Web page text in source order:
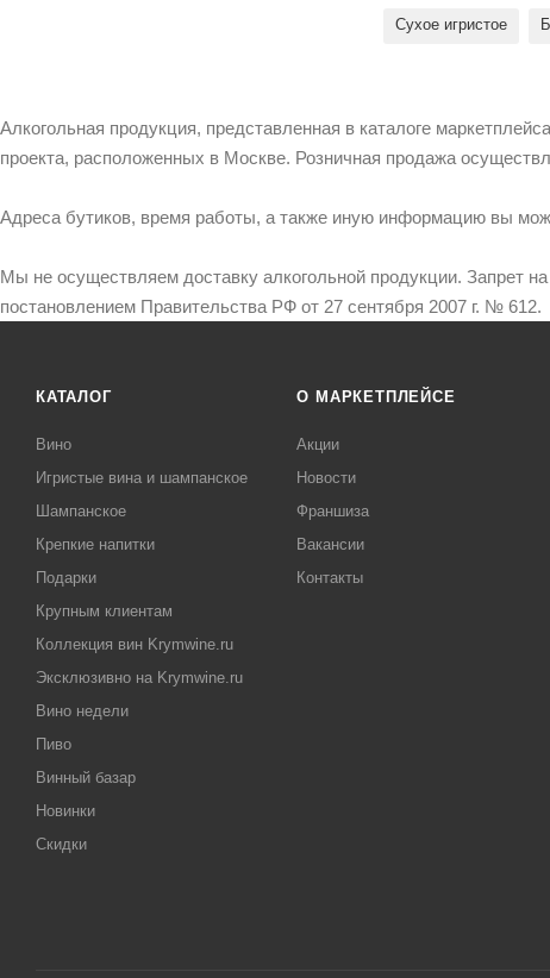
Сухое игристое
Алкогольная продукция, представленная в каталоге
проекта, расположенных в Москве. Розничная продажа
Адреса бутиков, время работы, а также иную информацию вы
Мы не осуществляем доставку алкогольной продукции. Запрет
постановлением Правительства РФ от 27 сентября 2007 г. № 612.
КАТАЛОГ
Вино
Игристые вина и шампанское
Шампанское
Крепкие напитки
Подарки
Крупным клиентам
Коллекция вин Krymwine.ru
Эксклюзивно на Krymwine.ru
Вино недели
Пиво
Винный базар
Новинки
Скидки
О МАРКЕТПЛЕЙСЕ
Акции
Новости
Франшиза
Вакансии
Контакты